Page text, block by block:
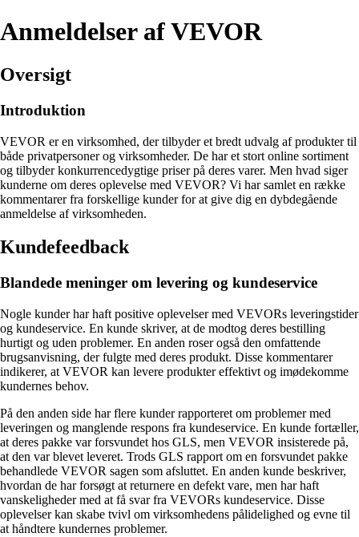
Anmeldelser af VEVOR
Oversigt
Introduktion
VEVOR er en virksomhed, der tilbyder et bredt udvalg af produkter til
både privatpersoner og virksomheder. De har et stort online sortiment
og tilbyder konkurrencedygtige priser på deres varer. Men hvad siger
kunderne om deres oplevelse med VEVOR? Vi har samlet en række
kommentarer fra forskellige kunder for at give dig en dybdegående
anmeldelse af virksomheden.
Kundefeedback
Blandede meninger om levering og kundeservice
Nogle kunder har haft positive oplevelser med VEVORs leveringstider
og kundeservice. En kunde skriver, at de modtog deres bestilling
hurtigt og uden problemer. En anden roser også den omfattende
brugsanvisning, der fulgte med deres produkt. Disse kommentarer
indikerer, at VEVOR kan levere produkter effektivt og imødekomme
kundernes behov.
På den anden side har flere kunder rapporteret om problemer med
leveringen og manglende respons fra kundeservice. En kunde fortæller,
at deres pakke var forsvundet hos GLS, men VEVOR insisterede på,
at den var blevet leveret. Trods GLS rapport om en forsvundet pakke
behandlede VEVOR sagen som afsluttet. En anden kunde beskriver,
hvordan de har forsøgt at returnere en defekt vare, men har haft
vanskeligheder med at få svar fra VEVORs kundeservice. Disse
oplevelser kan skabe tvivl om virksomhedens pålidelighed og evne til
at håndtere kundernes problemer.